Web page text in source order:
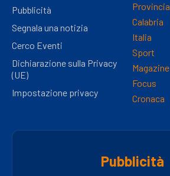
Pubblicità
Segnala una notizia
Cerco Eventi
Dichiarazione sulla Privacy
(UE)
Impostazione privacy
Provincia
Calabria
Italia
Sport
Magazine
Focus
Cronaca
Pubblicità